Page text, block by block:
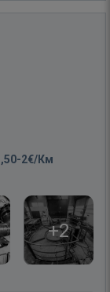
2€/Км
+2